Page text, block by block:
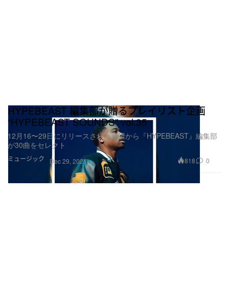
ミュージック
HYPEBEAST 編集部が贈るプレイリスト企画
“HYPEBEAST SOUNDS” vol.35
12月16〜29日にリリースされた新譜から『HYPEBEAST』編集部
が30曲をセレクト
Dec 29, 2021 818 0